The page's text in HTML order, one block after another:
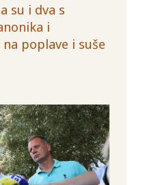
su i dva s
i
poplave i suše